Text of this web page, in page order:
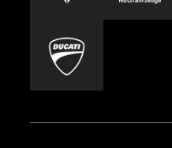
Carsharing
Mobility-as-a-Service
Parking